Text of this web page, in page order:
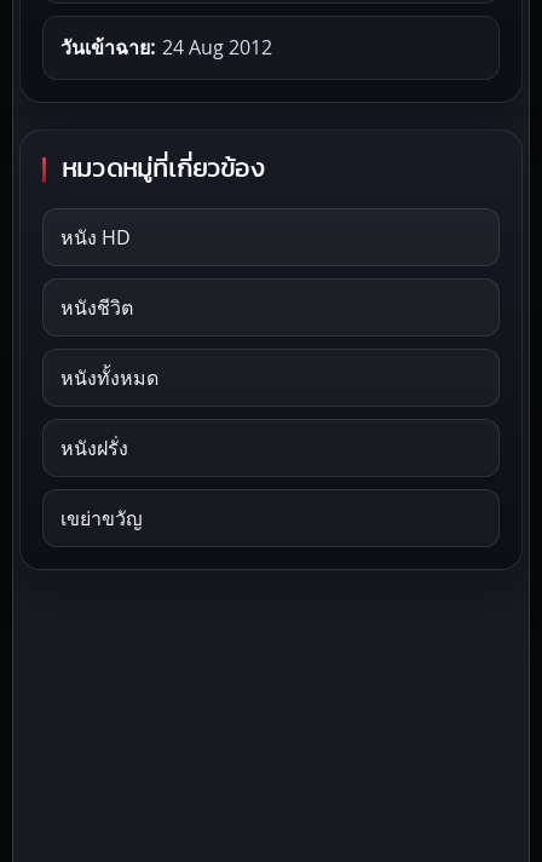
วันเข้าฉาย: 24 Aug 2012
หมวดหมู่ที่เกี่ยวข้อง
หนัง HD
หนังชีวิต
หนังทั้งหมด
หนังฝรั่ง
เขย่าขวัญ